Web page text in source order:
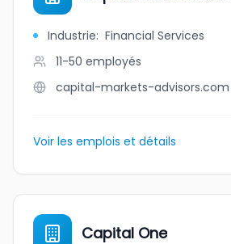
Industrie: Financial Services
11-50 employés
capital-markets-advisors.com
Voir les emplois et détails
Capital One